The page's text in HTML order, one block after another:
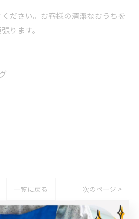
ださい。お客様の清潔なおうちを
ります。
一覧に戻る 次のページ >